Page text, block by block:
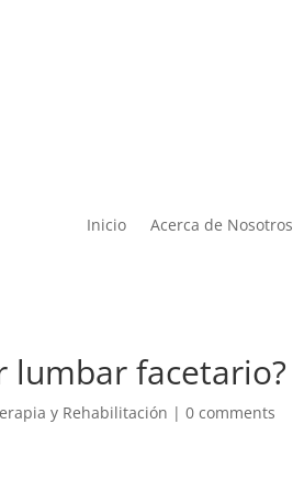
Inicio Acerca de Nosotros
lumbar facetario?
y Rehabilitación |0 comments